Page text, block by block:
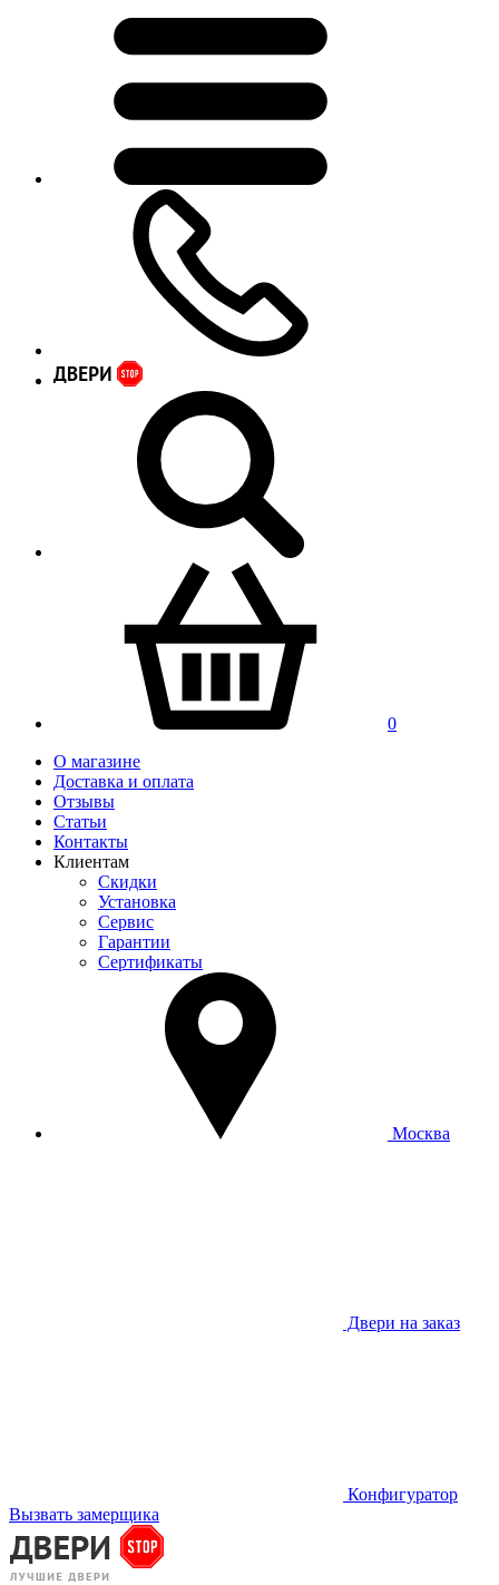
0
О магазине
Доставка и оплата
Отзывы
Статьи
Контакты
Клиентам
Скидки
Установка
Сервис
Гарантии
Сертификаты
Москва
Двери на заказ
Конфигуратор
Вызвать замерщика